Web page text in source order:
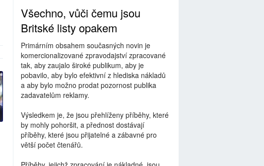
Všechno, vůči čemu jsou
Britské listy opakem
Primárním obsahem současných novin je
komercionalizované zpravodajství zpracované
tak, aby zaujalo široké publikum, aby je
pobavilo, aby bylo efektivní z hlediska nákladů
a aby bylo možno prodat pozornost publika
zadavatelům reklamy.
Výsledkem je, že jsou přehlíženy příběhy, které
by mohly pohoršit, a přednost dostávají
příběhy, které jsou přijatelné a zábavné pro
větší počet čtenářů.